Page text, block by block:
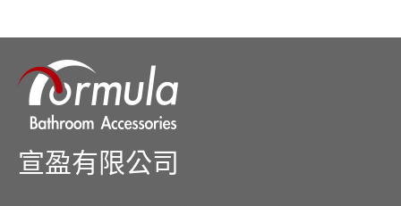
宣盈有限公司